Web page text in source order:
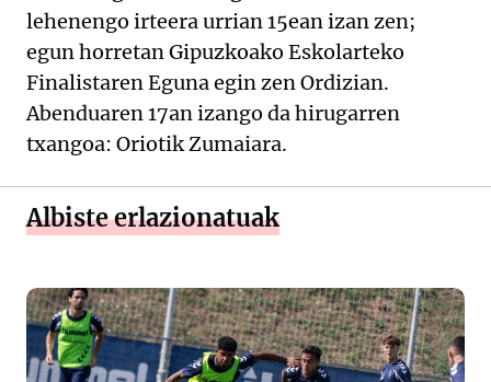
lehenengo irteera urrian 15ean izan zen;
egun horretan Gipuzkoako Eskolarteko
Finalistaren Eguna egin zen Ordizian.
Abenduaren 17an izango da hirugarren
txangoa: Oriotik Zumaiara.
Albiste erlazionatuak